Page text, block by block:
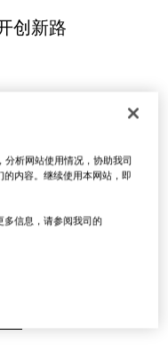
创新路
创造性的设计与创新。
旨在从设计源头消除浪
可回收性、可复用性、
Gucci-Up与Gucci
这些成绩使我们成为新
何与行业领导者协同作
析网站使用情况，协助我司
内容。继续使用本网站，即
多信息，请参阅我司的